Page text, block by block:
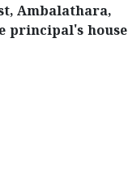
Ambalathara,
principal's house